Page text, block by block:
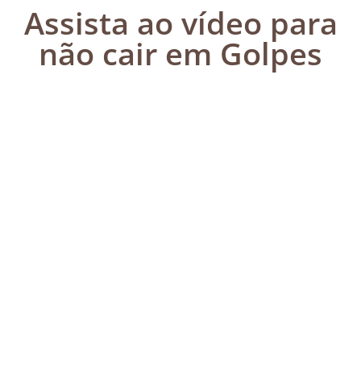
Assista ao vídeo para
não cair em Golpes